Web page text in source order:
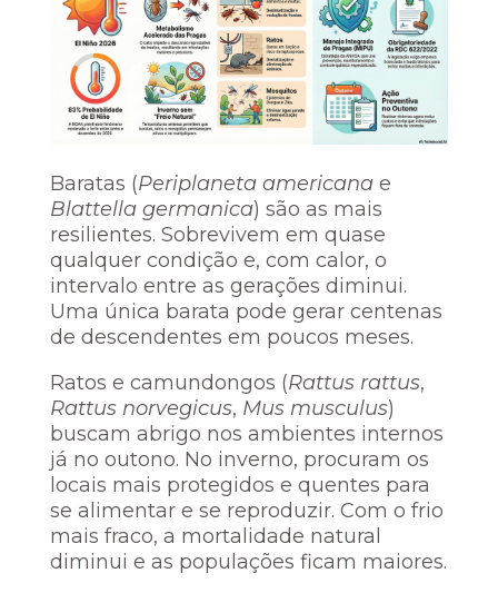
Baratas (Periplaneta americana e
Blattella germanica) são as mais
resilientes. Sobrevivem em quase
qualquer condição e, com calor, o
intervalo entre as gerações diminui.
Uma única barata pode gerar centenas
de descendentes em poucos meses.
Ratos e camundongos (Rattus rattus,
Rattus norvegicus, Mus musculus)
buscam abrigo nos ambientes internos
já no outono. No inverno, procuram os
locais mais protegidos e quentes para
se alimentar e se reproduzir. Com o frio
mais fraco, a mortalidade natural
diminui e as populações ficam maiores.